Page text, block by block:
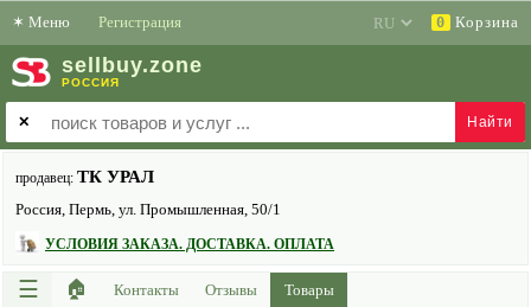
✶ Меню Регистрация 0 Корзина
sell buy.zone
РОССИЯ
✕
продавец: ТК УРАЛ
Россия, Пермь, ул. Промышленная, 50/1
УСЛОВИЯ ЗАКАЗА. ДОСТАВКА. ОПЛАТА
☰ 🏠 Контакты Отзывы Товары